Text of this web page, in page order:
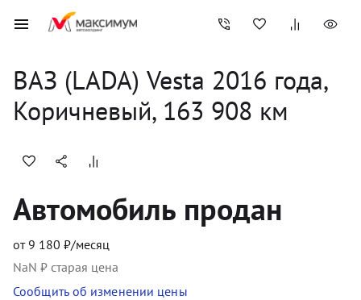
ВАЗ (LADA) Vesta 2016
года,
Коричневый, 163 908 км
Автомобиль продан
от9 180 ₽/месяц
NaN ₽ старая цена
Сообщить об изменении цены